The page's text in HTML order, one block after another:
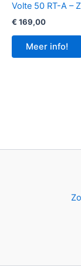
Volte 50 RT-A –
€ 169,00
Meer info!